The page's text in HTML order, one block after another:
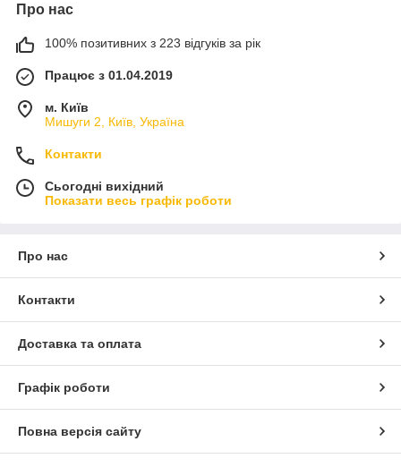
Про нас
100% позитивних з 223 відгуків за рік
Працює з 01.04.2019
м. Київ
Мишуги 2, Київ, Україна
Контакти
Сьогодні вихідний
Показати весь графік роботи
Про нас
Контакти
Доставка та оплата
Графік роботи
Повна версія сайту